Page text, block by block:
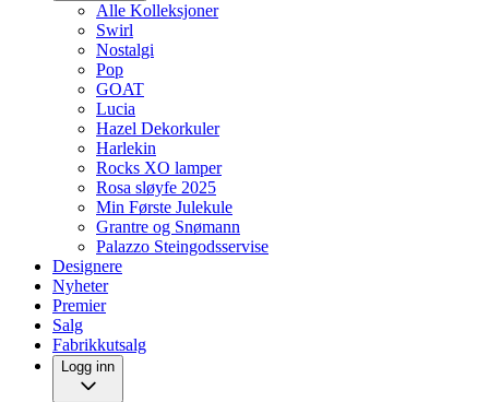
Alle Kolleksjoner
Swirl
Nostalgi
Pop
GOAT
Lucia
Hazel Dekorkuler
Harlekin
Rocks XO lamper
Rosa sløyfe 2025
Min Første Julekule
Grantre og Snømann
Palazzo Steingodsservise
Designere
Nyheter
Premier
Salg
Fabrikkutsalg
Logg inn